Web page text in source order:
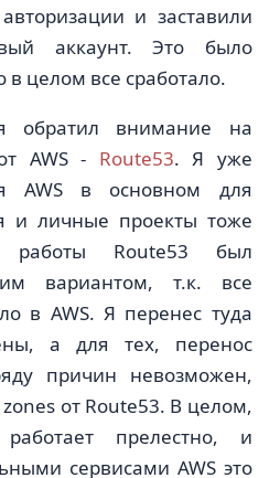
и заставили
аккаунт. Это было
в целом все сработало.
обратил внимание на
AWS - Route53. Я уже
AWS в основном для
и личные проекты тоже
Route53 был
вариантом, т.к. все
в AWS. Я перенес туда
а для тех, перенос
причин невозможен,
от Route53. В целом,
прелестно, и
сервисами AWS это